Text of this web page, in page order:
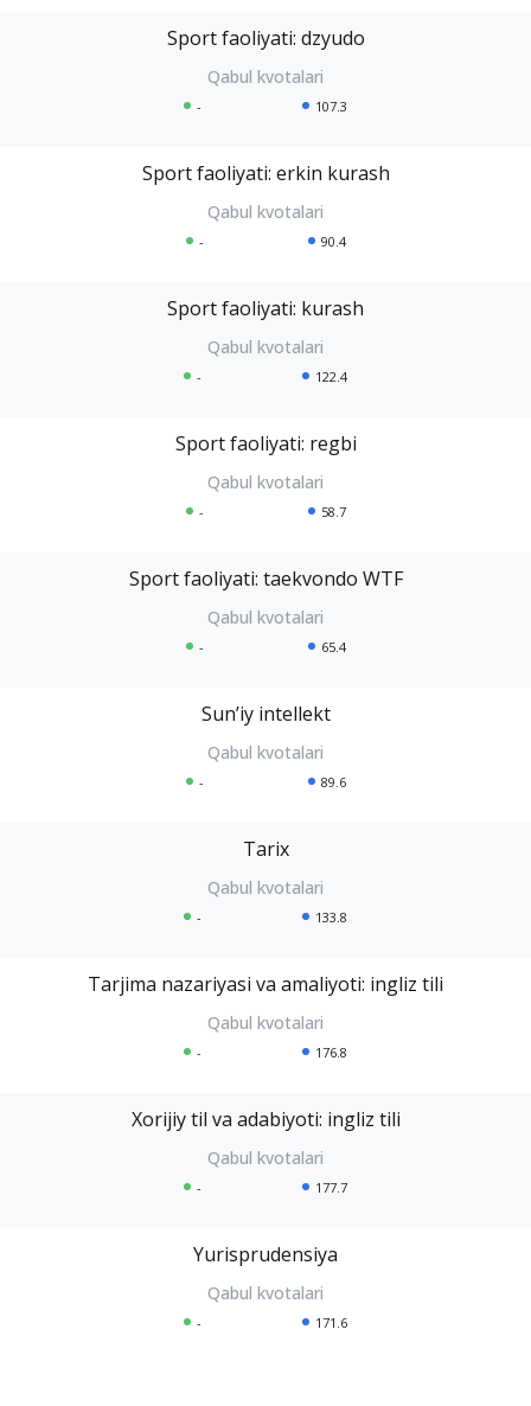
Sport faoliyati: dzyudo
- 107.3
Sport faoliyati: erkin kurash
- 90.4
Sport faoliyati: kurash
- 122.4
Sport faoliyati: regbi
- 58.7
Sport faoliyati: taekvondo WTF
- 65.4
Sunʼiy intellekt
- 89.6
Tarix
- 133.8
Tarjima nazariyasi va amaliyoti: ingliz tili
- 176.8
Xorijiy til va adabiyoti: ingliz tili
- 177.7
Yurisprudensiya
- 171.6